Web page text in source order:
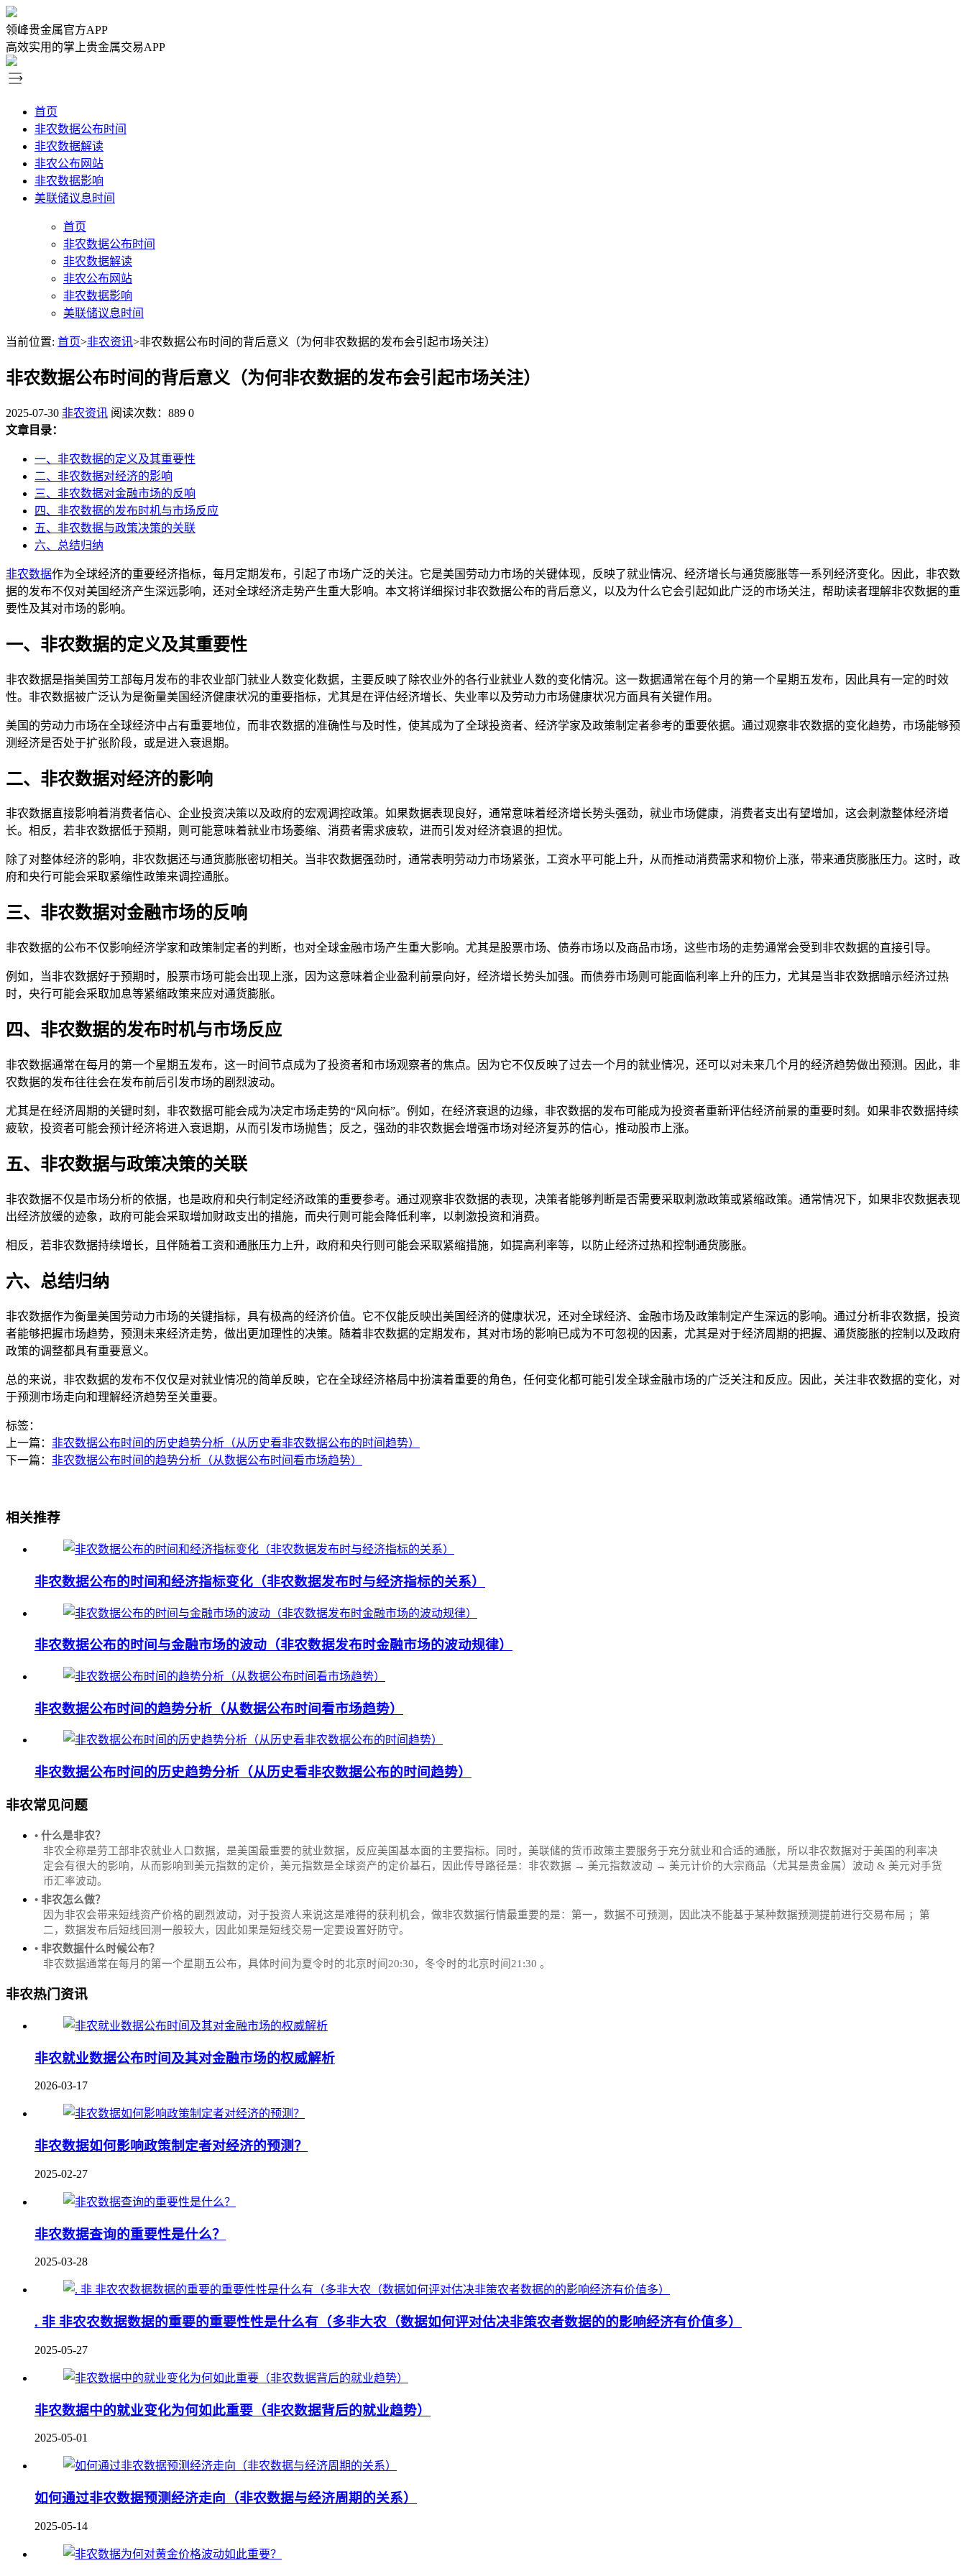
领峰贵金属官方APP
高效实用的掌上贵金属交易APP
首页
非农数据公布时间
非农数据解读
非农公布网站
非农数据影响
美联储议息时间
首页
非农数据公布时间
非农数据解读
非农公布网站
非农数据影响
美联储议息时间
当前位置: 首页>非农资讯>非农数据公布时间的背后意义（为何非农数据的发布会引起市场关注）
非农数据公布时间的背后意义（为何非农数据的发布会引起市场关注）
2025-07-30 非农资讯 阅读次数：889 0
文章目录：
一、非农数据的定义及其重要性
二、非农数据对经济的影响
三、非农数据对金融市场的反响
四、非农数据的发布时机与市场反应
五、非农数据与政策决策的关联
六、总结归纳
非农数据作为全球经济的重要经济指标，每月定期发布，引起了市场广泛的关注。它是美国劳动力市场的关键体现，反映了就业情况、经济增长与通货膨胀等一系列经济变化。因此，非农数
据的发布不仅对美国经济产生深远影响，还对全球经济走势产生重大影响。本文将详细探讨非农数据公布的背后意义，以及为什么它会引起如此广泛的市场关注，帮助读者理解非农数据的重
要性及其对市场的影响。
一、非农数据的定义及其重要性
非农数据是指美国劳工部每月发布的非农业部门就业人数变化数据，主要反映了除农业外的各行业就业人数的变化情况。这一数据通常在每个月的第一个星期五发布，因此具有一定的时效
性。非农数据被广泛认为是衡量美国经济健康状况的重要指标，尤其是在评估经济增长、失业率以及劳动力市场健康状况方面具有关键作用。
美国的劳动力市场在全球经济中占有重要地位，而非农数据的准确性与及时性，使其成为了全球投资者、经济学家及政策制定者参考的重要依据。通过观察非农数据的变化趋势，市场能够预
测经济是否处于扩张阶段，或是进入衰退期。
二、非农数据对经济的影响
非农数据直接影响着消费者信心、企业投资决策以及政府的宏观调控政策。如果数据表现良好，通常意味着经济增长势头强劲，就业市场健康，消费者支出有望增加，这会刺激整体经济增
长。相反，若非农数据低于预期，则可能意味着就业市场萎缩、消费者需求疲软，进而引发对经济衰退的担忧。
除了对整体经济的影响，非农数据还与通货膨胀密切相关。当非农数据强劲时，通常表明劳动力市场紧张，工资水平可能上升，从而推动消费需求和物价上涨，带来通货膨胀压力。这时，政
府和央行可能会采取紧缩性政策来调控通胀。
三、非农数据对金融市场的反响
非农数据的公布不仅影响经济学家和政策制定者的判断，也对全球金融市场产生重大影响。尤其是股票市场、债券市场以及商品市场，这些市场的走势通常会受到非农数据的直接引导。
例如，当非农数据好于预期时，股票市场可能会出现上涨，因为这意味着企业盈利前景向好，经济增长势头加强。而债券市场则可能面临利率上升的压力，尤其是当非农数据暗示经济过热
时，央行可能会采取加息等紧缩政策来应对通货膨胀。
四、非农数据的发布时机与市场反应
非农数据通常在每月的第一个星期五发布，这一时间节点成为了投资者和市场观察者的焦点。因为它不仅反映了过去一个月的就业情况，还可以对未来几个月的经济趋势做出预测。因此，非
农数据的发布往往会在发布前后引发市场的剧烈波动。
尤其是在经济周期的关键时刻，非农数据可能会成为决定市场走势的“风向标”。例如，在经济衰退的边缘，非农数据的发布可能成为投资者重新评估经济前景的重要时刻。如果非农数据持续
疲软，投资者可能会预计经济将进入衰退期，从而引发市场抛售；反之，强劲的非农数据会增强市场对经济复苏的信心，推动股市上涨。
五、非农数据与政策决策的关联
非农数据不仅是市场分析的依据，也是政府和央行制定经济政策的重要参考。通过观察非农数据的表现，决策者能够判断是否需要采取刺激政策或紧缩政策。通常情况下，如果非农数据表现
出经济放缓的迹象，政府可能会采取增加财政支出的措施，而央行则可能会降低利率，以刺激投资和消费。
相反，若非农数据持续增长，且伴随着工资和通胀压力上升，政府和央行则可能会采取紧缩措施，如提高利率等，以防止经济过热和控制通货膨胀。
六、总结归纳
非农数据作为衡量美国劳动力市场的关键指标，具有极高的经济价值。它不仅能反映出美国经济的健康状况，还对全球经济、金融市场及政策制定产生深远的影响。通过分析非农数据，投资
者能够把握市场趋势，预测未来经济走势，做出更加理性的决策。随着非农数据的定期发布，其对市场的影响已成为不可忽视的因素，尤其是对于经济周期的把握、通货膨胀的控制以及政府
政策的调整都具有重要意义。
总的来说，非农数据的发布不仅仅是对就业情况的简单反映，它在全球经济格局中扮演着重要的角色，任何变化都可能引发全球金融市场的广泛关注和反应。因此，关注非农数据的变化，对
于预测市场走向和理解经济趋势至关重要。
标签：
上一篇： 非农数据公布时间的历史趋势分析（从历史看非农数据公布的时间趋势）
下一篇： 非农数据公布时间的趋势分析（从数据公布时间看市场趋势）
相关推荐
非农数据公布的时间和经济指标变化（非农数据发布时与经济指标的关系）
非农数据公布的时间与金融市场的波动（非农数据发布时金融市场的波动规律）
非农数据公布时间的趋势分析（从数据公布时间看市场趋势）
非农数据公布时间的历史趋势分析（从历史看非农数据公布的时间趋势）
非农常见问题
• 什么是非农？
非农全称是劳工部非农就业人口数据，是美国最重要的就业数据，反应美国基本面的主要指标。同时，美联储的货币政策主要服务于充分就业和合适的通胀，所以非农数据对于美国的利率决
定会有很大的影响，从而影响到美元指数的定价，美元指数是全球资产的定价基石，因此传导路径是：非农数据 → 美元指数波动 → 美元计价的大宗商品（尤其是贵金属）波动 & 美元对手货
币汇率波动。
• 非农怎么做？
因为非农会带来短线资产价格的剧烈波动，对于投资人来说这是难得的获利机会，做非农数据行情最重要的是：第一，数据不可预测，因此决不能基于某种数据预测提前进行交易布局 ；第
二，数据发布后短线回测一般较大，因此如果是短线交易一定要设置好防守。
• 非农数据什么时候公布？
‌非农数据通常在每月的第一个星期五公布，具体时间为夏令时的北京时间20:30，冬令时的北京时间21:30‌‌ 。
非农热门资讯
非农就业数据公布时间及其对金融市场的权威解析
2026-03-17
非农数据如何影响政策制定者对经济的预测？
2025-02-27
非农数据查询的重要性是什么？
2025-03-28
. 非 非农农数据数据的重要的重要性性是什么有（多非大农（数据如何评对估决非策农者数据的的影响经济有价值多）
2025-05-27
非农数据中的就业变化为何如此重要（非农数据背后的就业趋势）
2025-05-01
如何通过非农数据预测经济走向（非农数据与经济周期的关系）
2025-05-14